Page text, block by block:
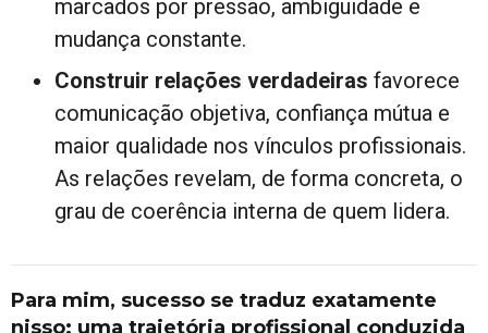
marcados por pressão, ambiguidade e
mudança constante.
Construir relações verdadeiras favorece
comunicação objetiva, confiança mútua e
maior qualidade nos vínculos profissionais.
As relações revelam, de forma concreta, o
grau de coerência interna de quem lidera.
Para mim, sucesso se traduz exatamente
nisso: uma trajetória profissional conduzida